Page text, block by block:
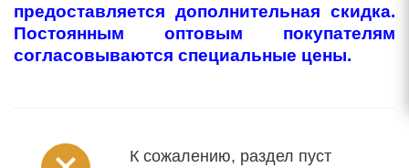
предоставляется дополнительная скидка.
Постоянным оптовым покупателям
согласовываются специальные цены.
К сожалению, раздел пуст